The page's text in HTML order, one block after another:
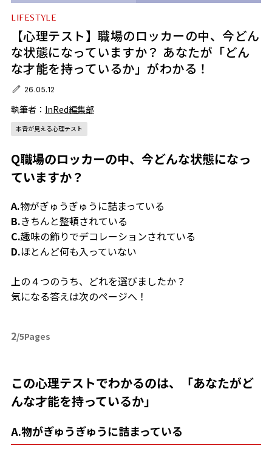
LIFESTYLE
【心理テスト】職場のロッカーの中、今どん
な状態になっていますか？ あなたが「どん
な才能を持っているか」がわかる！
26.05.12
執筆者： InRed編集部
本音が見える心理テスト
Q職場のロッカーの中、今どんな状態になっ
ていますか？
A.物がぎゅうぎゅうに詰まっている
B.きちんと整頓されている
C.趣味の飾りでデコレーションされている
D.ほとんど何も入っていない
上の４つのうち、どれを選びましたか？
気になる答えは次のページへ！
2/5Pages
この心理テストでわかるのは、「あなたがど
んな才能を持っているか」
A.物がぎゅうぎゅうに詰まっている